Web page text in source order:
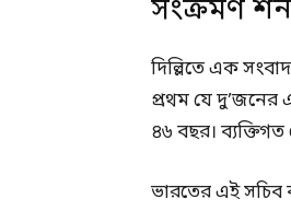
সংক্রমণ
দিল্লিতে এক
প্রথম যে দু’জনের
৪৬ বছর।
ভারতের এই সচিব